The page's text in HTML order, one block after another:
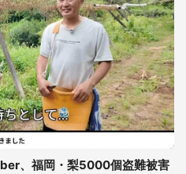
、福岡・梨5000個盗難被害